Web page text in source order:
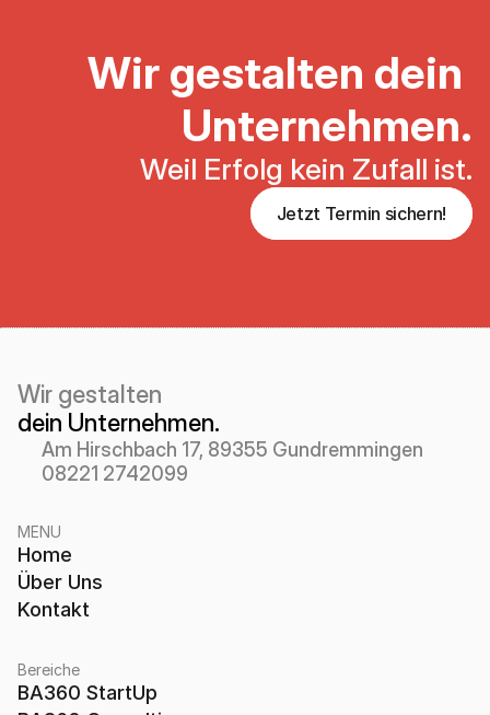
Wir gestalten dein
Unternehmen.
Weil Erfolg kein Zufall ist.
Jetzt Termin sichern!
Wir gestalten
dein Unternehmen.
Am Hirschbach 17, 89355 Gundremmingen
08221 2742099
MENU
Home
Über Uns
Kontakt
Bereiche
BA360 StartUp